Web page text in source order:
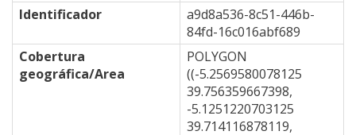
Identificador
a9d8a536-8c51-446b-
84fd-16c016abf689
Cobertura
geográfica/Area
POLYGON
((-5.2569580078125
39.756359667398,
-5.1251220703125
39.714116878119,